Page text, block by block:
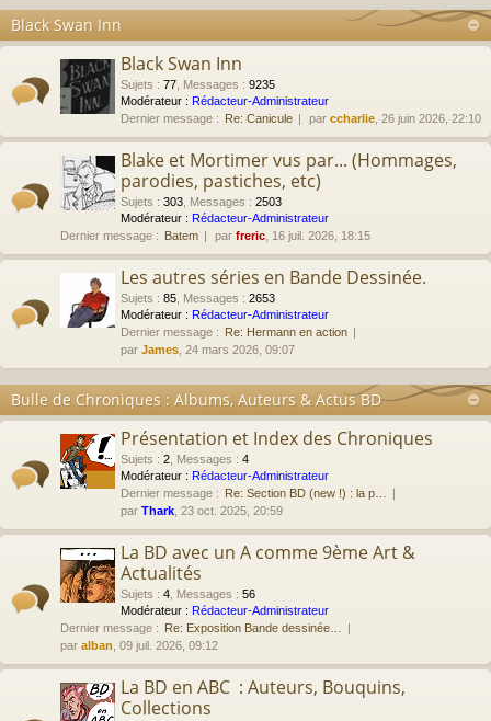
Black Swan Inn
Black Swan Inn
Sujets : 77 Messages : 9235
Modérateur : Rédacteur-Administrateur
Dernier message : Re: Canicule par ccharlie , 26 juin 2026, 22:10
Blake et Mortimer vus par... (Hommages,
parodies, pastiches, etc)
Sujets : 303 Messages : 2503
Modérateur : Rédacteur-Administrateur
Dernier message : Batem par freric , 16 juil. 2026, 18:15
Les autres séries en Bande Dessinée.
Sujets : 85 Messages : 2653
Modérateur : Rédacteur-Administrateur
Dernier message : Re: Hermann en action
par James , 24 mars 2026, 09:07
Bulle de Chroniques : Albums, Auteurs & Actus BD
Présentation et Index des Chroniques
Sujets : 2 Messages : 4
Modérateur : Rédacteur-Administrateur
Dernier message : Re: Section BD (new !) : la p…
par Thark , 23 oct. 2025, 20:59
La BD avec un A comme 9ème Art &
Actualités
Sujets : 4 Messages : 56
Modérateur : Rédacteur-Administrateur
Dernier message : Re: Exposition Bande dessinée…
par alban , 09 juil. 2026, 09:12
La BD en ABC : Auteurs, Bouquins,
Collections